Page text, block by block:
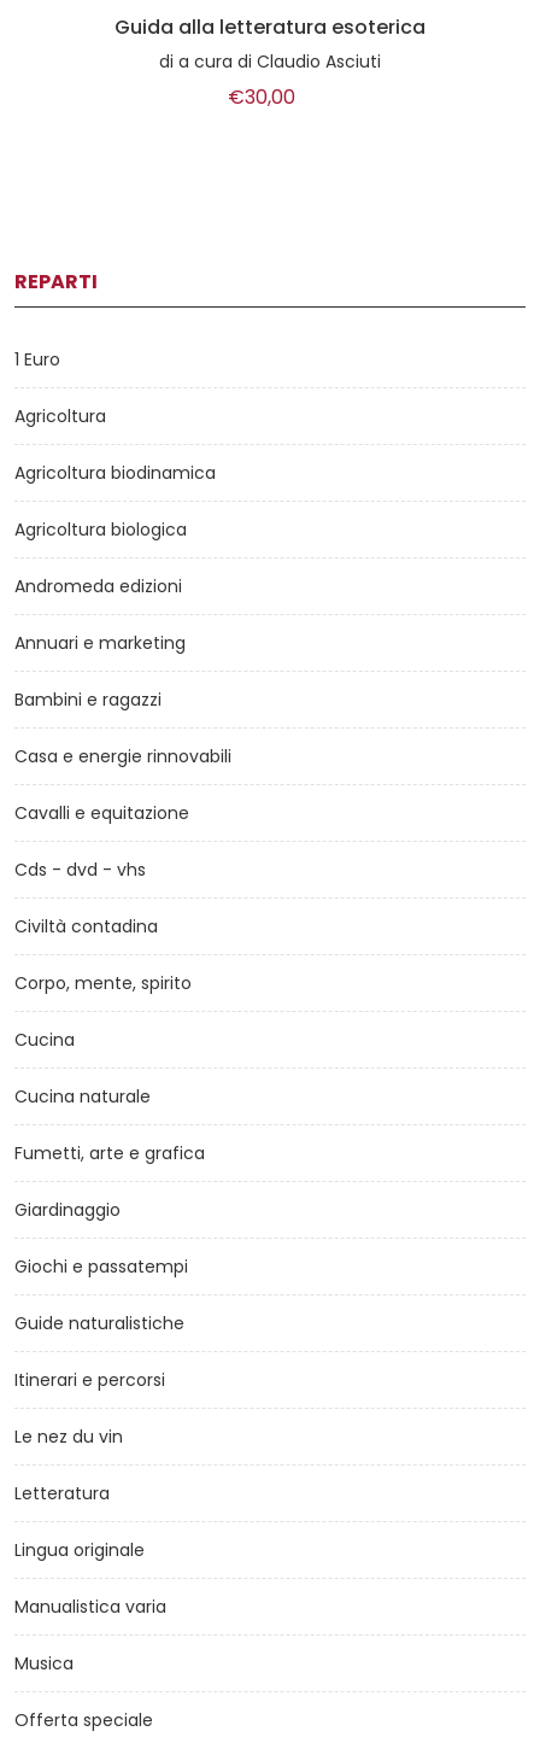
Guida alla letteratura esoterica
di a cura di Claudio Asciuti
€30,00
REPARTI
1 Euro
Agricoltura
Agricoltura biodinamica
Agricoltura biologica
Andromeda edizioni
Annuari e marketing
Bambini e ragazzi
Casa e energie rinnovabili
Cavalli e equitazione
Cds - dvd - vhs
Civiltà contadina
Corpo, mente, spirito
Cucina
Cucina naturale
Fumetti, arte e grafica
Giardinaggio
Giochi e passatempi
Guide naturalistiche
Itinerari e percorsi
Le nez du vin
Letteratura
Lingua originale
Manualistica varia
Musica
Offerta speciale